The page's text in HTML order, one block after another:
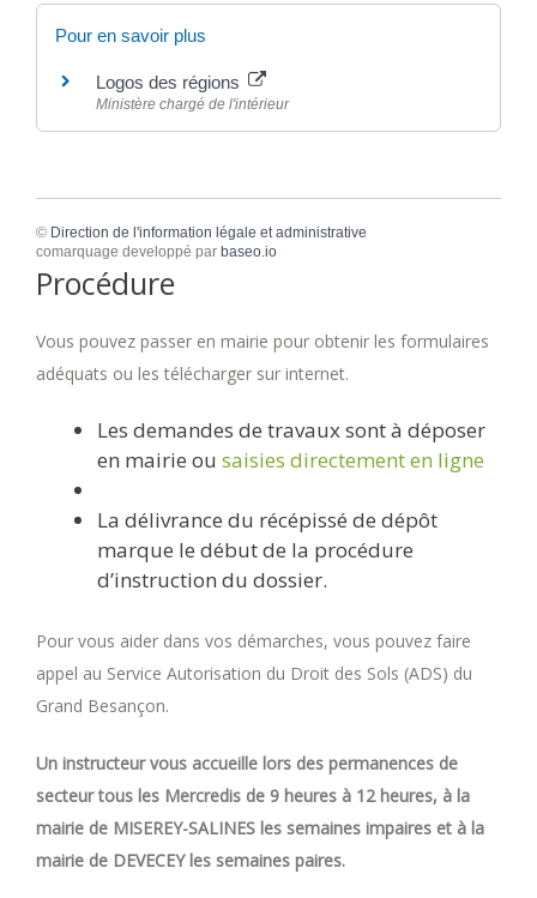
Pour en savoir plus
Logos des régions
Ministère chargé de l'intérieur
© Direction de l'information légale et administrative
comarquage developpé par baseo.io
Procédure
Vous pouvez passer en mairie pour obtenir les formulaires
adéquats ou les télécharger sur internet.
Les demandes de travaux sont à déposer
en mairie ou saisies directement en ligne
La délivrance du récépissé de dépôt
marque le début de la procédure
d’instruction du dossier.
Pour vous aider dans vos démarches, vous pouvez faire
appel au Service Autorisation du Droit des Sols (ADS) du
Grand Besançon.
Un instructeur vous accueille lors des permanences de
secteur tous les Mercredis de 9 heures à 12 heures, à la
mairie de MISEREY-SALINES les semaines impaires et à la
mairie de DEVECEY les semaines paires.